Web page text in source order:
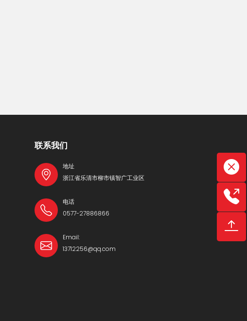
联系我们
地址
浙江省乐清市柳市镇智广工业区
电话
0577-27886866
Email:
13712256@qq.com